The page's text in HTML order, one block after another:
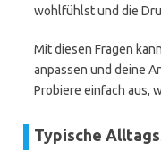
wohlfühlst und die
Mit diesen Fragen
anpassen und deine
Probiere einfach aus,
Typische